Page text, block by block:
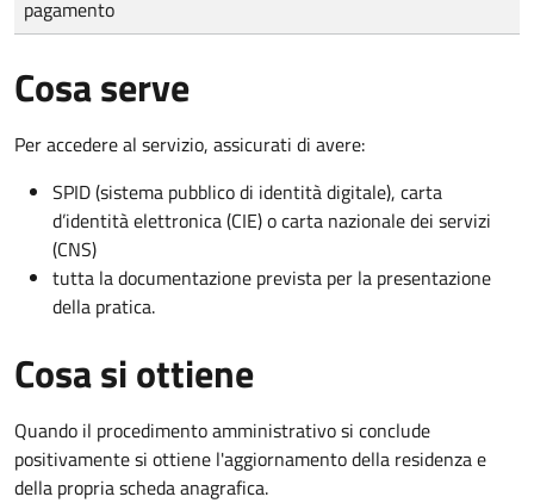
pagamento
Cosa serve
Per accedere al servizio, assicurati di avere:
SPID (sistema pubblico di identità digitale), carta
d’identità elettronica (CIE) o carta nazionale dei servizi
(CNS)
tutta la documentazione prevista per la presentazione
della pratica.
Cosa si ottiene
Quando il procedimento amministrativo si conclude
positivamente si ottiene l'aggiornamento della residenza e
della propria scheda anagrafica.